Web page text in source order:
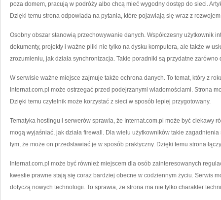
poza domem, pracują w podróży albo chcą mieć wygodny dostęp do sieci.
Dzięki temu strona odpowiada na pytania, które pojawiają się wraz z
Osobny obszar stanowią przechowywanie danych. Współczesny użytkownik
dokumenty, projekty i ważne pliki nie tylko na dysku komputera, ale także w
zrozumieniu, jak działa synchronizacja. Takie poradniki są przydatne zarówno
W serwisie ważne miejsce zajmuje także ochrona danych. To temat, który z
Internat.com.pl może ostrzegać przed podejrzanymi wiadomościami. Strona
Dzięki temu czytelnik może korzystać z sieci w sposób lepiej przygotowany.
Tematyka hostingu i serwerów sprawia, że Internat.com.pl może być ciekawy
mogą wyjaśniać, jak działa firewall. Dla wielu użytkowników takie
tym, że może on przedstawiać je w sposób praktyczny. Dzięki temu strona
Internat.com.pl może być również miejscem dla osób zainteresowanych
kwestie prawne stają się coraz bardziej obecne w codziennym życiu. Serwis
dotyczą nowych technologii. To sprawia, że strona ma nie tylko charakter